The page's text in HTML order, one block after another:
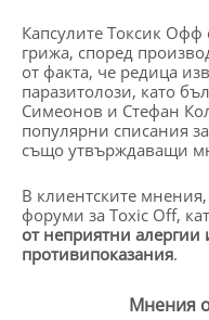
Капсулите Токсик
грижа, според
от факта, че редица
паразитолози, като
Симеонов и Стефан
популярни списания
също утвърждаващи
В клиентските
форуми за Toxic Off,
от неприятни
противипоказания.
Мнения